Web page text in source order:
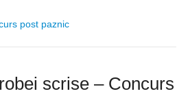
post paznic
scrise – Concurs